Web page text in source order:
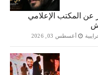
المكتب الإعلامي
أغسطس 03, 2026